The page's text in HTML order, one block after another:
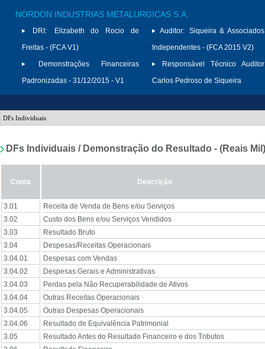
NORDON INDUSTRIAS METALURGICAS S.A.
DRI:
Elizabeth do Rocio de
Freitas - (FCA V1)
Demonstrações Financeiras
Padronizadas - 31/12/2015 - V1
Auditor: Siqueira &
Independentes - (FCA 2015 V2)
Responsável Técnico
Carlos Pedroso de Siqueira